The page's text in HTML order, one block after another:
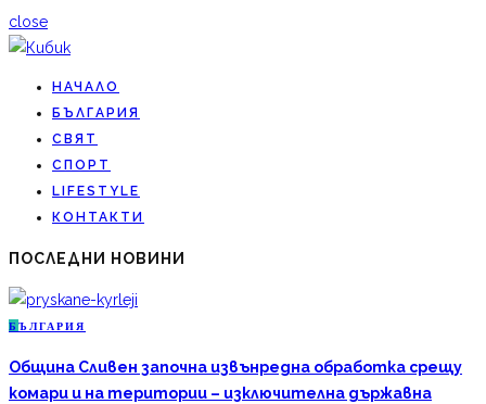
close
НАЧАЛО
БЪЛГАРИЯ
СВЯТ
СПОРТ
LIFESTYLE
КОНТАКТИ
ПОСЛЕДНИ НОВИНИ
Б ЪЛГАРИЯ
Община Сливен започна извънредна обработка срещу
комари и на територии – изключителна държавна